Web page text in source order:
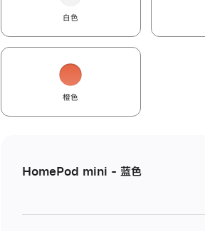
白色
橙色
HomePod mini - 蓝色